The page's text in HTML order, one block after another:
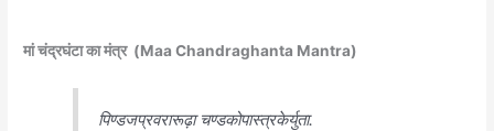
मां चंद्रघंटा का मंत्र (Maa Chandraghanta Mantra)
पिण्डजप्रवरारूढ़ा चण्डकोपास्त्रकेर्युता.